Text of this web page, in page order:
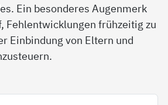
Ein besonderes Augenmerk
Fehlentwicklungen frühzeitig zu
Einbindung von Eltern und